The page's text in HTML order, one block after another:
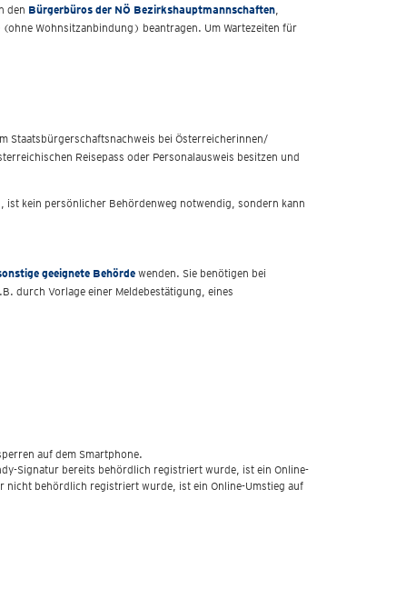
den Bürgerbüros der NÖ Bezirkshauptmannschaften,
Wohnsitzanbindung) beantragen. Um Wartezeiten für
Staatsbürgerschaftsnachweis bei Österreicherinnen/
Reisepass oder Personalausweis besitzen und
kein persönlicher Behördenweg notwendig, sondern kann
geeignete Behörde wenden. Sie benötigen bei
durch Vorlage einer Meldebestätigung, eines
auf dem Smartphone.
Signatur bereits behördlich registriert wurde, ist ein Online-
nicht behördlich registriert wurde, ist ein Online-Umstieg auf